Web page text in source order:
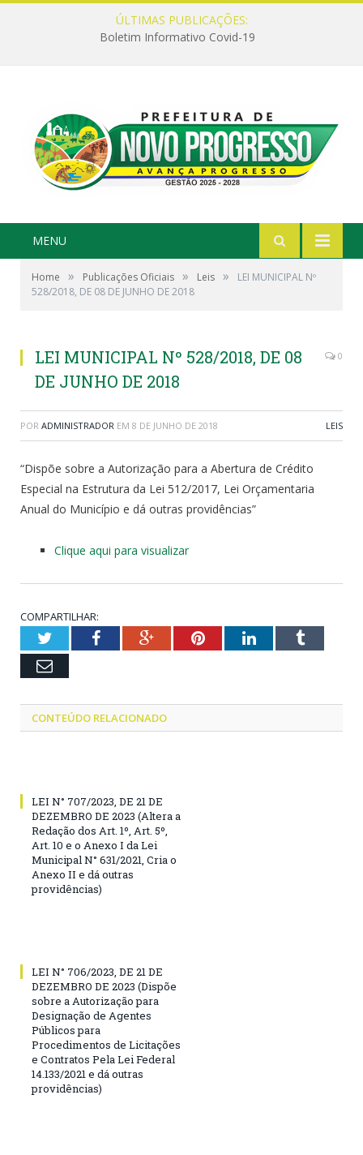
ÚLTIMAS PUBLICAÇÕES:
Boletim Informativo Covid-19
MENU
Home » Publicações Oficiais » Leis »
LEI MUNICIPAL Nº
528/2018, DE 08 DE JUNHO DE 2018
LEI MUNICIPAL Nº 528/2018, DE 08
DE JUNHO DE 2018
0
POR ADMINISTRADOR EM 8 DE JUNHO DE 2018 LEIS
“Dispõe sobre a Autorização para a Abertura de Crédito
Especial na Estrutura da Lei 512/2017, Lei Orçamentaria
Anual do Município e dá outras providências”
Clique aqui para visualizar
COMPARTILHAR:
TwitterFacebookGoogle+PinterestLinkedInTumblr
Email
CONTEÚDO RELACIONADO
LEI N° 707/2023, DE 21 DE
DEZEMBRO DE 2023 (Altera a
Redação dos Art. 1º, Art. 5º,
Art. 10 e o Anexo I da Lei
Municipal N° 631/2021, Cria o
Anexo II e dá outras
providências)
LEI N° 706/2023, DE 21 DE
DEZEMBRO DE 2023 (Dispõe
sobre a Autorização para
Designação de Agentes
Públicos para
Procedimentos de Licitações
e Contratos Pela Lei Federal
14.133/2021 e dá outras
providências)